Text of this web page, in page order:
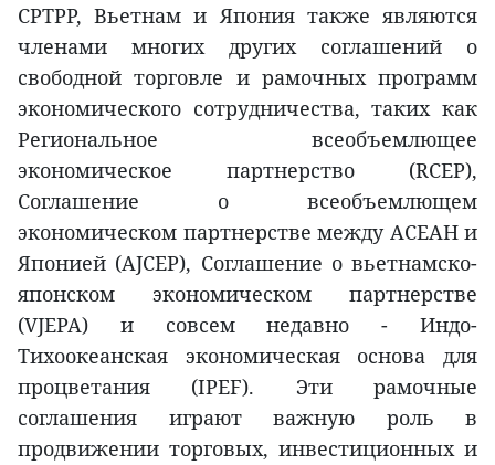
CPTPP, Вьетнам и Япония также являются
членами многих других соглашений о
свободной торговле и рамочных программ
экономического сотрудничества, таких как
Региональное всеобъемлющее
экономическое партнерство (RCEP),
Соглашение о всеобъемлющем
экономическом партнерстве между АСЕАН и
Японией (AJCEP), Соглашение о вьетнамcко-
японском экономическом партнерстве
(VJEPA) и совсем недавно - Индо-
Тихоокеанская экономическая основа для
процветания (IPEF). Эти рамочные
соглашения играют важную роль в
продвижении торговых, инвестиционных и